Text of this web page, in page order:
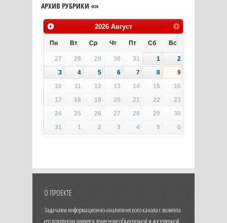
АРХИВ РУБРИКИ «»
2026 Август
Пн Вт Ср Чт Пт Сб Вс
27 28 29 30 31 1
2
3
4 5 6 7 8
9
10
11 12 13 14 15
16
17
18 19 20 21 22
23
24
25 26 27 28 29
30
31
1 2 3 4 5 6
О ПРОЕКТЕ
Задачами информационно-аналитического канала с момента
его появления является донесение объективной и достоверной